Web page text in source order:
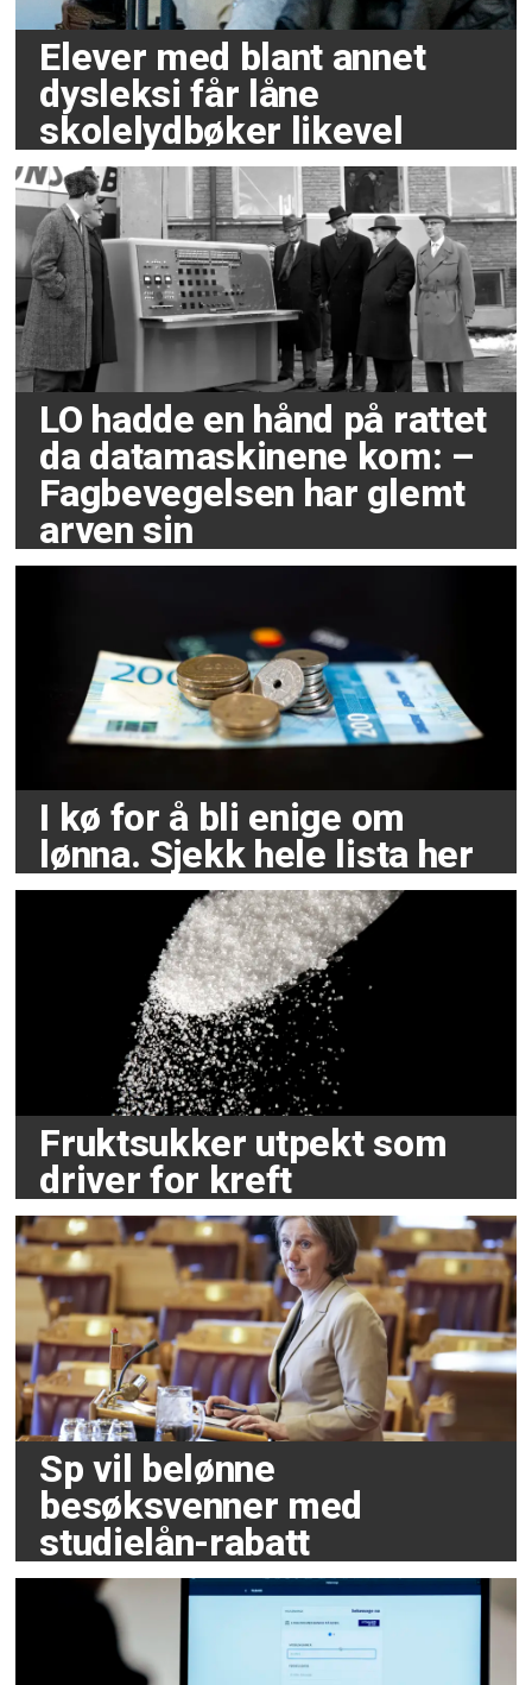
Elever med blant annet
dysleksi får låne
skolelydbøker likevel
LO hadde en hånd på rattet
da datamaskinene kom: –
Fagbevegelsen har glemt
arven sin
I kø for å bli enige om
lønna. Sjekk hele lista her
Fruktsukker utpekt som
driver for kreft
Sp vil belønne
besøksvenner med
studielån-rabatt